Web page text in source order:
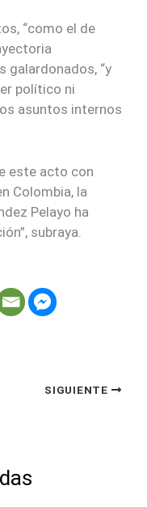
“como el de
galardonados, “y
político ni
asuntos internos
este acto con
Colombia, la
Pelayo ha
subraya.
SIGUIENTE